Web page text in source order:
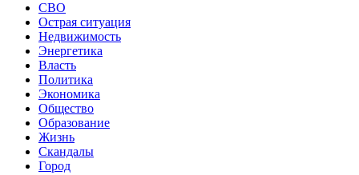
СВО
Острая ситуация
Недвижимость
Энергетика
Власть
Политика
Экономика
Общество
Образование
Жизнь
Скандалы
Город